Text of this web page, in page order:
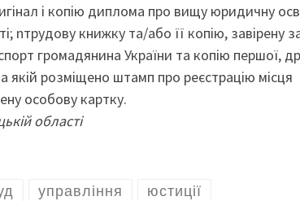
і копію диплома про вищу юридичну
nтрудову книжку та/або її копію, завірену
громадянина України та копію першої,
якій розміщено штамп про реєстрацію місця
особову картку.
області
управління юстиції